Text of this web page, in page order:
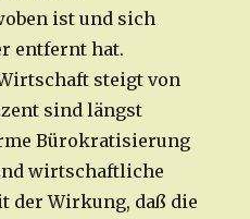
ist und sich
entfernt hat.
steigt von
sind längst
Bürokratisierung
wirtschaftliche
der Wirkung, daß die